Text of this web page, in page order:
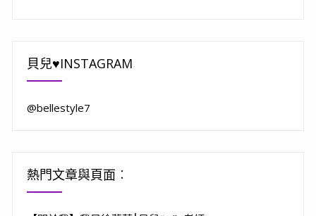
貝兒♥INSTAGRAM
@bellestyle7
熱門文章與頁面︰